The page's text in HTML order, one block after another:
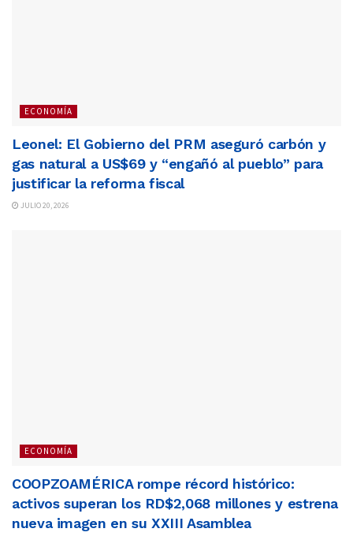
ECONOMÍA
Leonel: El Gobierno del PRM aseguró carbón y
gas natural a US$69 y “engañó al pueblo” para
justificar la reforma fiscal
JULIO 20, 2026
ECONOMÍA
COOPZOAMÉRICA rompe récord histórico:
activos superan los RD$2,068 millones y estrena
nueva imagen en su XXIII Asamblea